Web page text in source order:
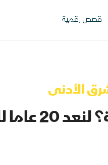
قصص رقمية
الأدنى
للخلف